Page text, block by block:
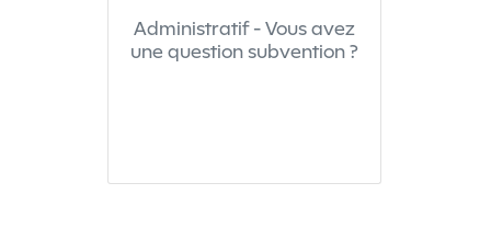
Administratif - Vous avez
une question subvention ?